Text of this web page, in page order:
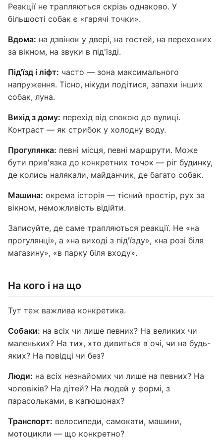
Реакції не трапляються скрізь однаково. У
більшості собак є «гарячі точки».
Вдома: на дзвінок у двері, на гостей, на перехожих
за вікном, на звуки в під'їзді.
Під'їзд і ліфт: часто — зона максимального
напруження. Тісно, нікуди подітися, запахи інших
собак, луна.
Вихід з дому: перехід від спокою до вулиці.
Контраст — як стрибок у холодну воду.
Прогулянка: певні місця, певні маршрути. Може
бути прив'язка до конкретних точок — ріг будинку,
де колись налякали, майданчик, де багато собак.
Машина: окрема історія — тісний простір, рух за
вікном, неможливість відійти.
Записуйте, де саме трапляються реакції. Не «на
прогулянці», а «на виході з під'їзду», «на розі біля
магазину», «в парку біля входу».
На кого і на що
Тут теж важлива конкретика.
Собаки: на всіх чи лише певних? На великих чи
маленьких? На тих, хто дивиться в очі, чи на будь-
яких? На повідці чи без?
Люди: на всіх незнайомих чи лише на певних? На
чоловіків? На дітей? На людей у формі, з
парасольками, в капюшонах?
Транспорт: велосипеди, самокати, машини,
мотоцикли — що конкретно?